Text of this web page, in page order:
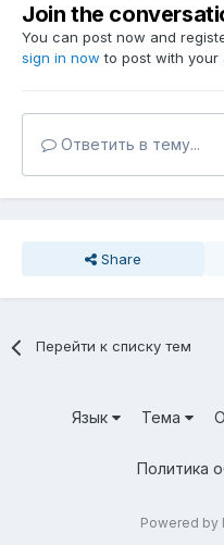
Join the
You can post now and
sign in now to post with your
Ответить в тему...
Share
Перейти к списку тем
Язык Тема
Политика
Powered by